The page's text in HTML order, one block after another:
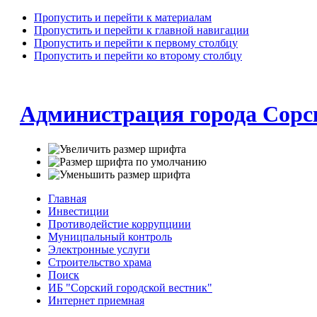
Пропустить и перейти к материалам
Пропустить и перейти к главной навигации
Пропустить и перейти к первому столбцу
Пропустить и перейти ко второму столбцу
Администрация города
Главная
Инвестиции
Противодейстие коррупциии
Муницпальный контроль
Электронные услуги
Строительство храма
Поиск
ИБ "Сорский городской вестник"
Интернет приемная